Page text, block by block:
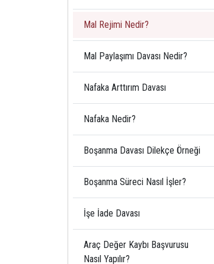
Mal Rejimi Nedir?
Mal Paylaşımı Davası Nedir?
Nafaka Arttırım Davası
Nafaka Nedir?
Boşanma Davası Dilekçe Örneği
Boşanma Süreci Nasıl İşler?
İşe İade Davası
Araç Değer Kaybı Başvurusu
Nasıl Yapılır?